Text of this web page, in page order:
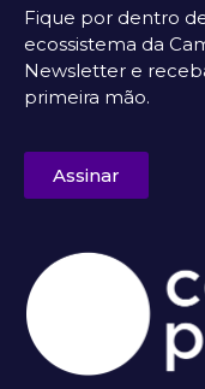
Fique por dentro
ecossistema da
Newsletter e
primeira mão.
Assinar